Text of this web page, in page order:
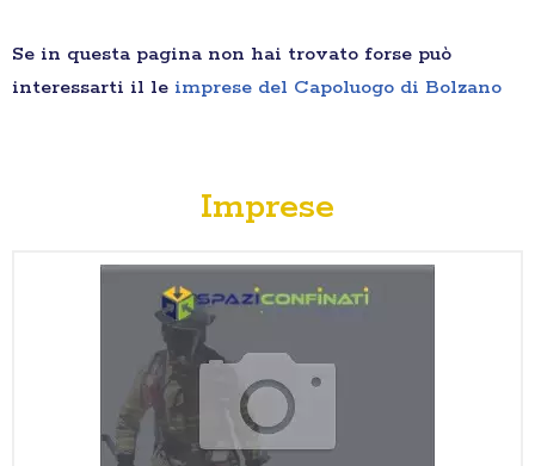
Se in questa pagina non hai trovato forse può
interessarti il le imprese del Capoluogo di Bolzano
Imprese